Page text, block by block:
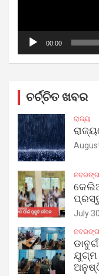
00:00
ଚର୍ଚ୍ଚିତ ଖବର
ରାଜ୍ୟ
July
ଯୁଗ୍ମ